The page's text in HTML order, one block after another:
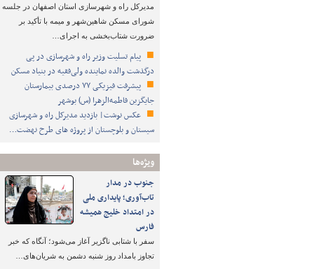
مدیرکل راه و شهرسازی استان اصفهان در جلسه
شورای مسکن شاهین‌شهر و میمه با تأکید بر
ضرورت شتاب‌بخشی به اجرای…
پیام تسلیت وزیر راه و شهرسازی در پی
درگذشت والده نماینده ولی‌فقیه در بنیاد مسکن
پیشرفت فیزیکی ۷۷ درصدی بیمارستان
جایگزین فاطمه‌الزهرا (س) بوشهر
عکس نوشت| بازدید مدیرکل راه و شهرسازی
سیستان و بلوچستان از پروژه های طرح نهضت…
ویژه‌ها
جنوب در مدار
تاب‌آوری؛ پایداری ملی
در امتداد خلیج همیشه
فارس
سفر با شتابی ناگزیر آغاز می‌شود؛ آنگاه که خبر
تجاوز بامداد روز شنبه دشمن به شریان‌های…